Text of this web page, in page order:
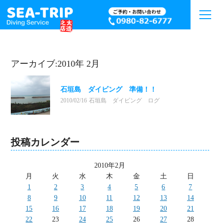
アーカイブ:2010年 2月
石垣島 ダイビング 準備！！
2010/02/16 石垣島 ダイビング ログ
投稿カレンダー
2010年2月
月
火 水 木 金 土
日
1
2 3 4 5 6
7
8
9 10 11 12 13
14
15
16 17 18 19 20
21
22
23 24 25 26 27 28